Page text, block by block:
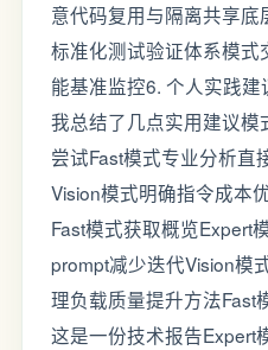
意代码复用与隔离共享
标准化测试验证体系模
能基准监控6. 个人实践
我总结了几点实用建议
尝试Fast模式专业分析直
Vision模式明确指令成本
Fast模式获取概览Expert
prompt减少迭代Vision模
理负载质量提升方法Fast
这是一份技术报告Expert